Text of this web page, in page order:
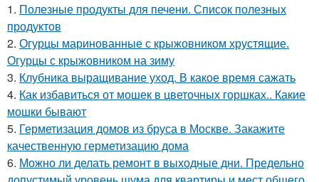
1. Полезные продукты для печени. Список полезных
продуктов
2. Огурцы маринованные с крыжовником хрустящие.
Огурцы с крыжовником на зиму
3. Клубника выращивание уход. В какое время сажать
4. Как избавиться от мошек в цветочных горшках.. Какие
мошки бывают
5. Герметизация домов из бруса в Москве. Закажите
качественную герметизацию дома
6. Можно ли делать ремонт в выходные дни. Предельно